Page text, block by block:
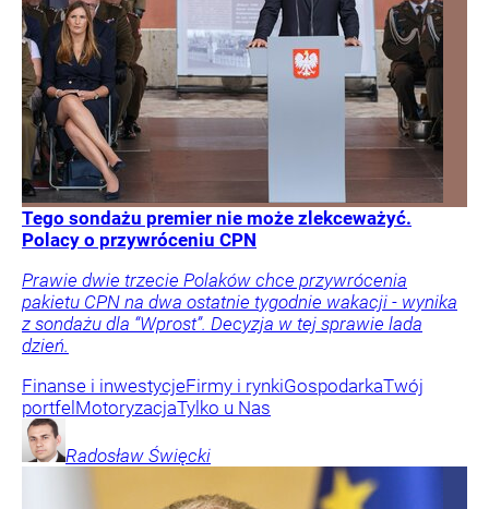
Tego sondażu premier nie może zlekceważyć.
Polacy o przywróceniu CPN
Prawie dwie trzecie Polaków chce przywrócenia
pakietu CPN na dwa ostatnie tygodnie wakacji - wynika
z sondażu dla “Wprost”. Decyzja w tej sprawie lada
dzień.
Finanse i inwestycjeFirmy i rynkiGospodarkaTwój
portfel MotoryzacjaTylko u Nas
Radosław Święcki